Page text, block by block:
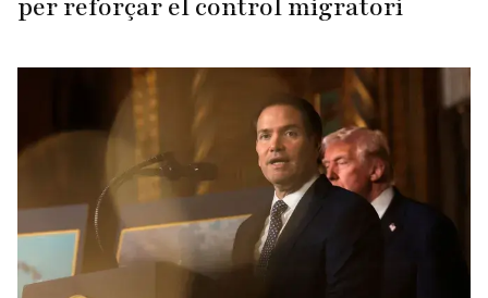
per reforçar el control migratori